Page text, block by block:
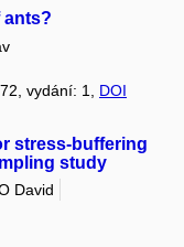
ants?
vydání: 1, DOI
stress-buffering
study
David